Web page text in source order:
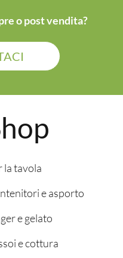
o post vendita?
la tavola
e asporto
e gelato
e cottura